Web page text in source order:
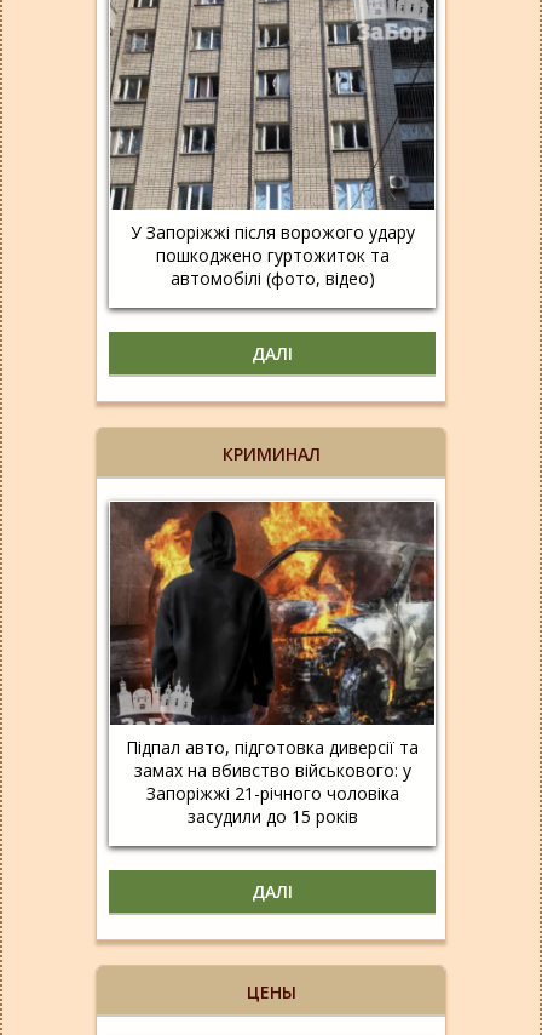
У Запоріжжі після ворожого удару
пошкоджено гуртожиток та
автомобілі (фото, відео)
ДАЛІ
КРИМИНАЛ
Підпал авто, підготовка диверсії та
замах на вбивство військового: у
Запоріжжі 21-річного чоловіка
засудили до 15 років
ДАЛІ
ЦЕНЫ